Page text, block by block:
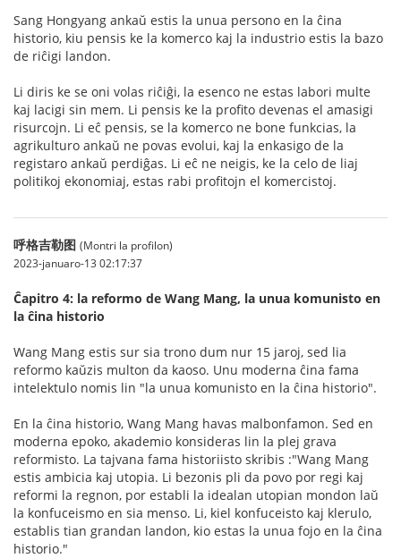
Sang Hongyang ankaŭ estis la unua persono en la ĉina
historio, kiu pensis ke la komerco kaj la industrio estis la bazo
de riĉigi landon.
Li diris ke se oni volas riĉiĝi, la esenco ne estas labori multe
kaj lacigi sin mem. Li pensis ke la profito devenas el amasigi
risurcojn. Li eĉ pensis, se la komerco ne bone funkcias, la
agrikulturo ankaŭ ne povas evolui, kaj la enkasigo de la
registaro ankaŭ perdiĝas. Li eĉ ne neigis, ke la celo de liaj
politikoj ekonomiaj, estas rabi profitojn el komercistoj.
呼格吉勒图 (Montri la profilon)
2023-januaro-13 02:17:37
Ĉapitro 4: la reformo de Wang Mang, la unua komunisto en
la ĉina historio
Wang Mang estis sur sia trono dum nur 15 jaroj, sed lia
reformo kaŭzis multon da kaoso. Unu moderna ĉina fama
intelektulo nomis lin "la unua komunisto en la ĉina historio".
En la ĉina historio, Wang Mang havas malbonfamon. Sed en
moderna epoko, akademio konsideras lin la plej grava
reformisto. La tajvana fama historiisto skribis :"Wang Mang
estis ambicia kaj utopia. Li bezonis pli da povo por regi kaj
reformi la regnon, por establi la idealan utopian mondon laŭ
la konfuceismo en sia menso. Li, kiel konfuceisto kaj klerulo,
establis tian grandan landon, kio estas la unua fojo en la ĉina
historio."